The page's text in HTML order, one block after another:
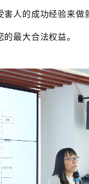
人的成功经验来
最大合法权益。